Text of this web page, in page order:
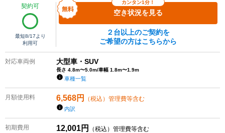
契約可
最短8/17 より
利用可
カンタン1分！
空き状況を見る
２台以上のご契約を
ご希望の方はこちらから
対応車両例 大型車・SUV
長さ 4.8m〜5.0m/車幅 1.8m〜1.9m
車種一覧
月額使用料 6,568円 （税込）管理費等含む
内訳
初期費用 12,001円 （税込）管理費等含む